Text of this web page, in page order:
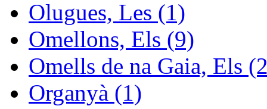
Olugues, Les (1)
Omellons, Els (9)
Omells de na Gaia, Els
Organyà (1)